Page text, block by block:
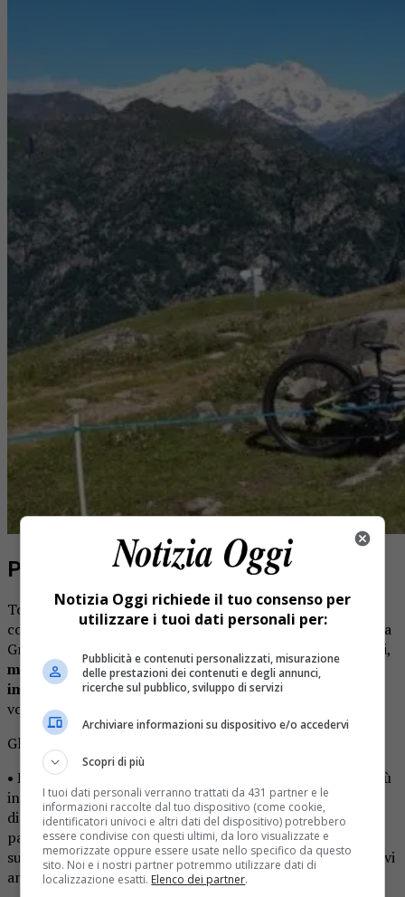
Promesse e binari morti
Torniamo alla questione centrale: perché in tutto il
comprensorio Monterosa è possibile scendere in bici fino a
Gressoney e Champoluc su sentieri curati e alcuni dedicati,
mentre per tornare ad Alagna si è costretti a usare gli
impianti?
Esiste un vero e proprio muro contro chi
vorrebbe scendere su due ruote.
Gli esempi di disinteresse si sprecano:
• Mera-Rassa:
da anni il tratto ciclo-escursionistico, il più
interessante, è impraticabile per un breve segmento
dissestato. Anni fa il presidente di Comunità Montana mi
parlò informalmente di lavori in fase di appalto. Non è
successo nulla. Oggi sento le stesse promesse da altri nuovi
amministratori.
Notizia Oggi richiede il tuo consenso per
utilizzare i tuoi dati personali per:
Pubblicità e contenuti personalizzati, misurazione
delle prestazioni dei contenuti e degli annunci,
ricerche sul pubblico, sviluppo di servizi
Archiviare informazioni su dispositivo e/o accedervi
Scopri di più
I tuoi dati personali verranno trattati da 431 partner e le
informazioni raccolte dal tuo dispositivo (come cookie,
identificatori univoci e altri dati del dispositivo) potrebbero
essere condivise con questi ultimi, da loro visualizzate e
memorizzate oppure essere usate nello specifico da questo
sito. Noi e i nostri partner potremmo utilizzare dati di
localizzazione esatti. Elenco dei partner.